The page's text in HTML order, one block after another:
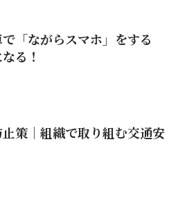
「ながらスマホ」をする
る！
策｜組織で取り組む交通安